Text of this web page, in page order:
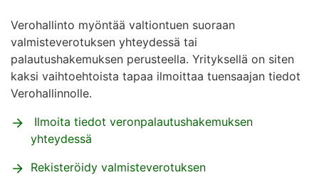
syötäväksi kelpaamattomasta selluloosasta
valmistetut biopolttoaineet
R = kestävyyskriteerit täyttävät biopolttoaineet
Verohallinto myöntää valtiontuen suoraan
valmisteverotuksen yhteydessä tai
palautushakemuksen perusteella. Yrityksellä on siten
kaksi vaihtoehtoista tapaa ilmoittaa tuensaajan tiedot
Verohallinnolle.
Ilmoita tiedot veronpalautushakemuksen
yhteydessä
Rekisteröidy valmisteverotuksen